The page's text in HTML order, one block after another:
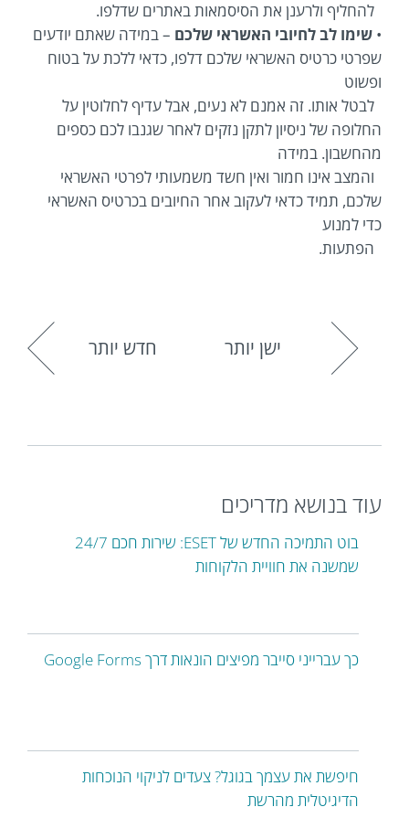
להחליף ולרענן את הסיסמאות באתרים שדלפו.
• שימו לב לחיובי האשראי שלכם – במידה שאתם יודעים
שפרטי כרטיס האשראי שלכם דלפו, כדאי ללכת על בטוח
ופשוט
לבטל אותו. זה אמנם לא נעים, אבל עדיף לחלוטין על
החלופה של ניסיון לתקן נזקים לאחר שגנבו לכם כספים
מהחשבון. במידה
והמצב אינו חמור ואין חשד משמעותי לפרטי האשראי
שלכם, תמיד כדאי לעקוב אחר החיובים בכרטיס האשראי
כדי למנוע
הפתעות.
ישן יותר חדש יותר
עוד בנושא מדריכים
בוט התמיכה החדש של ESET: שירות חכם 24/7
שמשנה את חוויית הלקוחות
כך עברייני סייבר מפיצים הונאות דרך Google Forms
חיפשת את עצמך בגוגל? צעדים לניקוי הנוכחות
הדיגיטלית מהרשת